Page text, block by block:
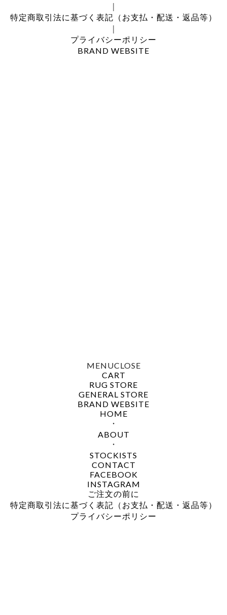
｜
特定商取引法に基づく表記（お支払・配送・返品等）
｜
プライバシーポリシー
BRAND WEBSITE
MENUCLOSE
CART
RUG STORE
GENERAL STORE
BRAND WEBSITE
HOME
・
ABOUT
・
STOCKISTS
CONTACT
FACEBOOK
INSTAGRAM
ご注文の前に
特定商取引法に基づく表記（お支払・配送・返品等）
プライバシーポリシー